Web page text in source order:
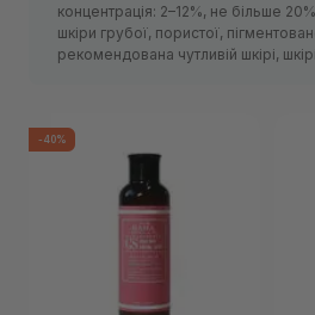
концентрація: 2–12%, не більше
шкіри грубої, пористої,
рекомендована чутливій шкірі,
-40%